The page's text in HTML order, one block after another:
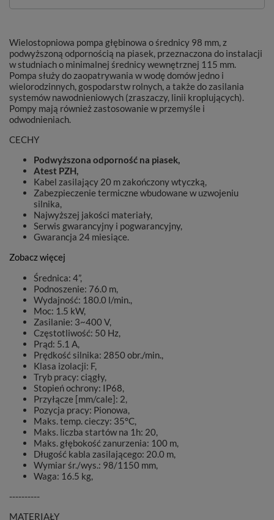
Wielostopniowa pompa głębinowa o średnicy 98 mm, z
podwyższoną odpornością na piasek, przeznaczona do instalacji
w studniach o minimalnej średnicy wewnętrznej 115 mm.
Pompa służy do zaopatrywania w wodę domów jedno i
wielorodzinnych, gospodarstw rolnych, a także do zasilania
systemów nawodnieniowych (zraszaczy, linii kroplujących).
Pompy mają również zastosowanie w przemyśle i
odwodnieniach.
CECHY
Podwyższona odporność na piasek,
Atest PZH,
Kabel zasilający 20 m zakończony wtyczką,
Zabezpieczenie termiczne wbudowane w uzwojeniu
silnika,
Najwyższej jakości materiały,
Serwis gwarancyjny i pogwarancyjny,
Gwarancja 24 miesiące.
Zobacz więcej
Średnica: 4”,
Podnoszenie: 76.0 m,
Wydajność: 180.0 l/min.,
Moc: 1.5 kW,
Zasilanie: 3~400 V,
Częstotliwość: 50 Hz,
Prąd: 5.1 A,
Prędkość silnika: 2850 obr./min.,
Klasa izolacji: F,
Tryb pracy: ciągły,
Stopień ochrony: IP68,
Przyłącze [mm/cale]: 2,
Pozycja pracy: Pionowa,
Maks. temp. cieczy: 35°C,
Maks. liczba startów na 1h: 20,
Maks. głębokość zanurzenia: 100 m,
Długość kabla zasilającego: 20.0 m,
Wymiar śr./wys.: 98/1150 mm,
Waga: 16.5 kg,
----------
MATERIAŁY